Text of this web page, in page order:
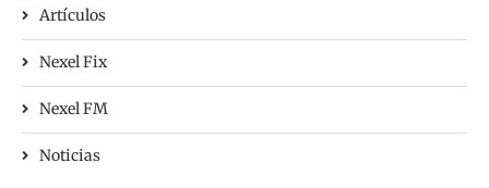
Artículos
Nexel Fix
Nexel FM
Noticias